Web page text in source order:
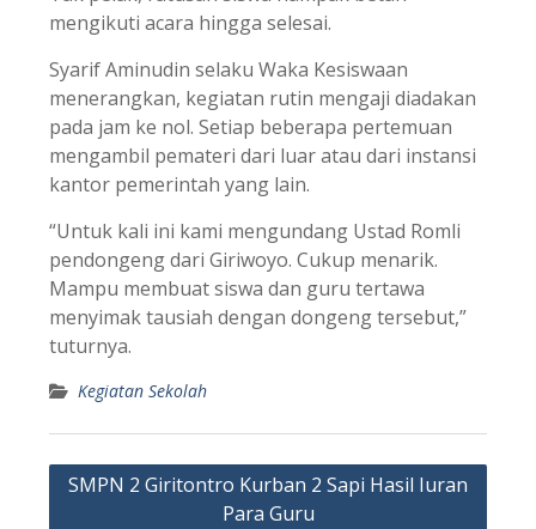
mengikuti acara hingga selesai.
Syarif Aminudin selaku Waka Kesiswaan
menerangkan, kegiatan rutin mengaji diadakan
pada jam ke nol. Setiap beberapa pertemuan
mengambil pemateri dari luar atau dari instansi
kantor pemerintah yang lain.
“Untuk kali ini kami mengundang Ustad Romli
pendongeng dari Giriwoyo. Cukup menarik.
Mampu membuat siswa dan guru tertawa
menyimak tausiah dengan dongeng tersebut,”
tuturnya.
Kegiatan Sekolah
Navigasi
SMPN 2 Giritontro Kurban 2 Sapi Hasil Iuran
Para Guru